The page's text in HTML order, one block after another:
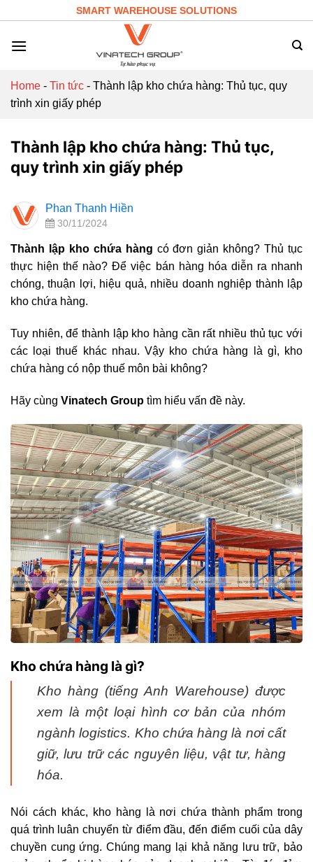
content
SMART WAREHOUSE SOLUTIONS
Home - Tin tức - Thành lập kho chứa hàng: Thủ tục, quy
trình xin giấy phép
Thành lập kho chứa hàng: Thủ tục,
quy trình xin giấy phép
Phan Thanh Hiền
30/11/2024
Thành lập kho chứa hàng có đơn giản không? Thủ tục
thực hiện thế nào? Để việc bán hàng hóa diễn ra nhanh
chóng, thuận lợi, hiệu quả, nhiều doanh nghiệp thành lập
kho chứa hàng.
Tuy nhiên, để thành lập kho hàng cần rất nhiều thủ tục với
các loại thuế khác nhau. Vậy kho chứa hàng là gì, kho
chứa hàng có nộp thuế môn bài không?
Hãy cùng Vinatech Group tìm hiểu vấn đề này.
Kho chứa hàng là gì?
Kho hàng (tiếng Anh Warehouse) được
xem là một loại hình cơ bản của nhóm
ngành logistics. Kho chứa hàng là nơi cất
giữ, lưu trữ các nguyên liệu, vật tư, hàng
hóa.
Nói cách khác, kho hàng là nơi chứa thành phẩm trong
quá trình luân chuyển từ điểm đầu, đến điểm cuối của dây
chuyền cung ứng. Chúng mang lại khả năng lưu trữ, bảo